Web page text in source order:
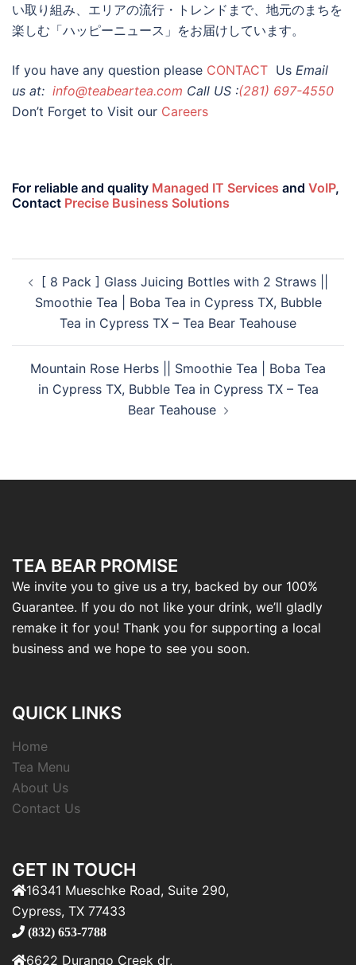
い取り組み、エリアの流行・トレンドまで、地元のまちを
楽しむ「ハッピーニュース」をお届けしています。
If you have any question please CONTACT Us Email
us at: info@teabeartea.com Call US :(281) 697-4550
Don’t Forget to Visit our Careers
For reliable and quality Managed IT Services and VoIP,
Contact Precise Business Solutions
[ 8 Pack ] Glass Juicing Bottles with 2 Straws ||
Smoothie Tea | Boba Tea in Cypress TX, Bubble
Tea in Cypress TX – Tea Bear Teahouse
Mountain Rose Herbs || Smoothie Tea | Boba Tea
in Cypress TX, Bubble Tea in Cypress TX – Tea
Bear Teahouse
TEA BEAR PROMISE
We invite you to give us a try, backed by our 100%
Guarantee. If you do not like your drink, we’ll gladly
remake it for you! Thank you for supporting a local
business and we hope to see you soon.
QUICK LINKS
Home
Tea Menu
About Us
Contact Us
GET IN TOUCH
16341 Mueschke Road, Suite 290,
Cypress, TX 77433
(832) 653-7788
6622 Durango Creek dr,